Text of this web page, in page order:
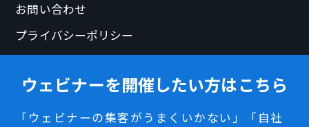
お問い合わせ
プライバシーポリシー
ウェビナーを開催したい方はこちら
「ウェビナーの集客がうまくいかない」「自社